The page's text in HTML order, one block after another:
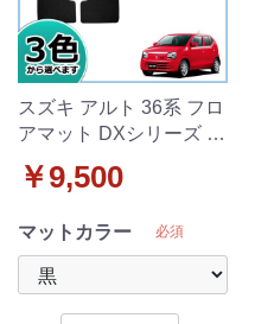
スズキ アルト 36系 フロ
アマット DXシリーズ ア
ャロル
￥9,500
マットカラー 必須